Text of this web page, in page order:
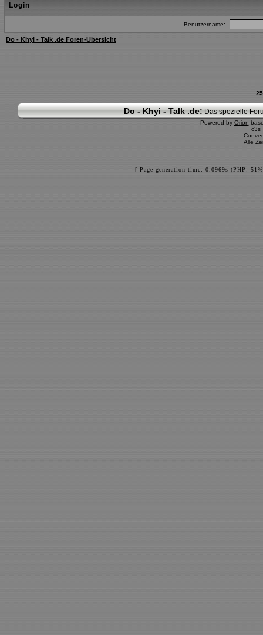
Login
Benutzername:
Do - Khyi - Talk .de Foren-Übersicht
Do - Khyi - Talk .de: Das spezielle
Powered by Orion
c3s
Alle
[ Page generation time: 0.0969s (PHP: